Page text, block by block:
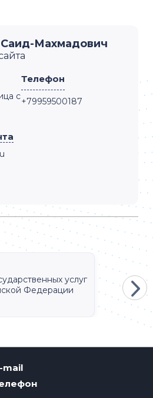
Махмадович
с
Телефон
+79959500187
услуг
Федерации
mail